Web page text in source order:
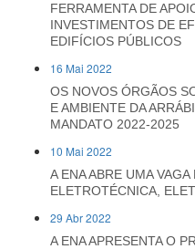
FERRAMENTA DE
INVESTIMENTOS DE
EDIFÍCIOS PÚBLICOS
16 Mai 2022
OS NOVOS ÓRGÃOS
E AMBIENTE DA
MANDATO 2022-2025
10 Mai 2022
A ENA ABRE UMA
ELETROTÉCNICA,
29 Abr 2022
A ENA APRESENTA O